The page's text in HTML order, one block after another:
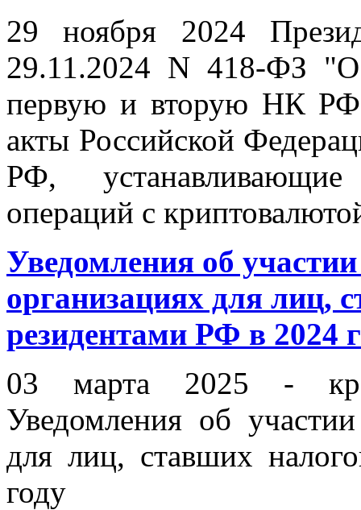
29 ноября 2024
29.11.2024 N 418-ФЗ "О
первую и вторую НК РФ
акты Российской
РФ,
операций с
Уведомления об
организациях для лиц,
резидентами РФ в 2024
03 марта 2025 -
Уведомления об
для лиц, ставших
году